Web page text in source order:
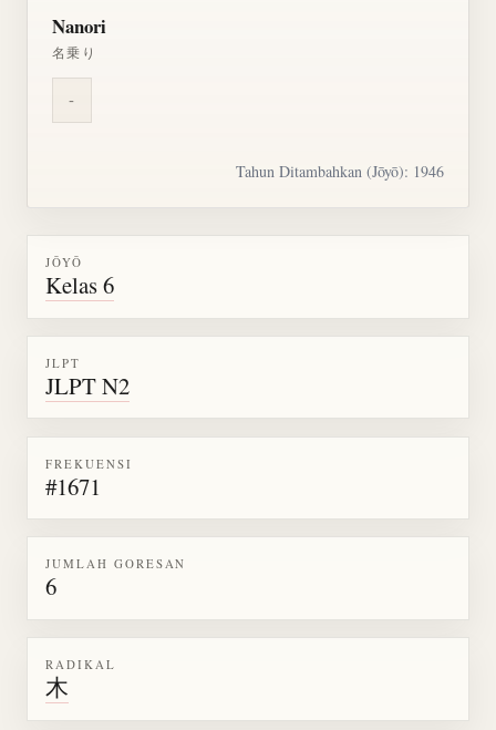
Nanori
名乗り
-
Tahun Ditambahkan (Jōyō): 1946
JŌYŌ
Kelas 6
JLPT
JLPT N2
FREKUENSI
#1671
JUMLAH GORESAN
6
RADIKAL
木